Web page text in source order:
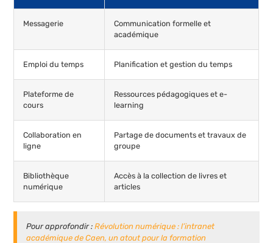
Messagerie
Communication formelle et
académique
Emploi du temps Planification et gestion du temps
Plateforme de
cours
Ressources pédagogiques et e-
learning
Collaboration en
ligne
Partage de documents et travaux de
groupe
Bibliothèque
numérique
Accès à la collection de livres et
articles
Pour approfondir :Révolution numérique : l’intranet
académique de Caen, un atout pour la formation